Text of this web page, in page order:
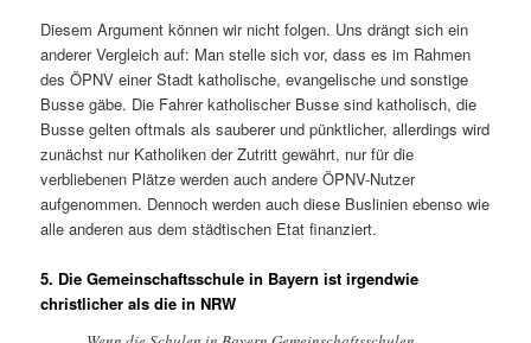
Diesem Argument können wir nicht folgen. Uns drängt sich ein
anderer Vergleich auf: Man stelle sich vor, dass es im Rahmen
des ÖPNV einer Stadt katholische, evangelische und sonstige
Busse gäbe. Die Fahrer katholischer Busse sind katholisch, die
Busse gelten oftmals als sauberer und pünktlicher, allerdings wird
zunächst nur Katholiken der Zutritt gewährt, nur für die
verbliebenen Plätze werden auch andere ÖPNV-Nutzer
aufgenommen. Dennoch werden auch diese Buslinien ebenso wie
alle anderen aus dem städtischen Etat finanziert.
5. Die Gemeinschaftsschule in Bayern ist irgendwie
christlicher als die in NRW